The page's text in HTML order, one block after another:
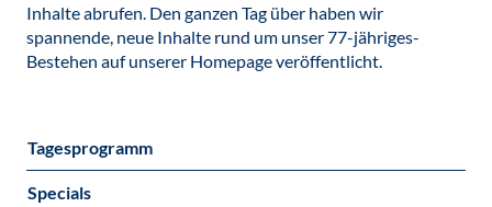
Inhalte abrufen. Den ganzen Tag über haben wir
spannende, neue Inhalte rund um unser 77-jähriges-
Bestehen auf unserer Homepage veröffentlicht.
Tagesprogramm
Specials